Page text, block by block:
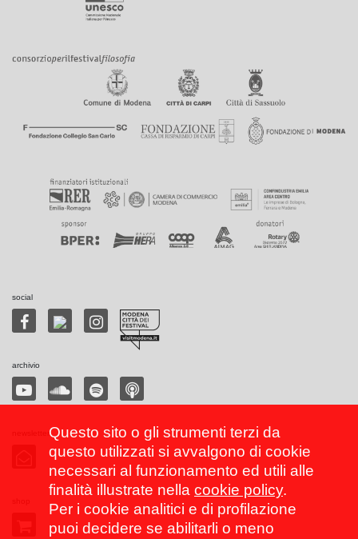
social
archivio
Questo sito o gli strumenti terzi da
questo utilizzati si avvalgono di cookie
necessari al funzionamento ed utili alle
finalità illustrate nella cookie policy.
Per i cookie analitici e di profilazione
puoi decidere se abilitarli o meno